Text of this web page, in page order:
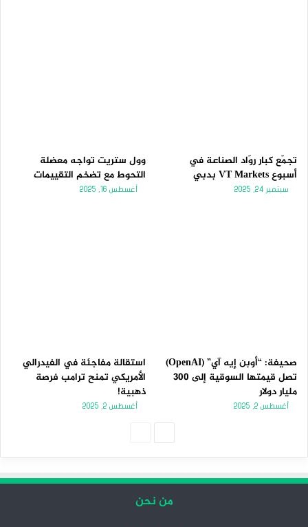
تجمّع كبار روّاد الصناعة في
أسبوع VT Markets بدبي
سبتمبر 24, 2025
وول ستريت تواجه معضلة
التحوط مع تضخم التقييمات
أغسطس 16, 2025
صحيفة: “أوبن إيه آي” (OpenAI)
تصل قيمتها السوقية إلى 300
مليار دولار
أغسطس 2, 2025
استقالة مفاجئة في الفيدرالي
الأمريكي تمنح ترامب فرصة
ذهبية!
أغسطس 2, 2025
من نحن